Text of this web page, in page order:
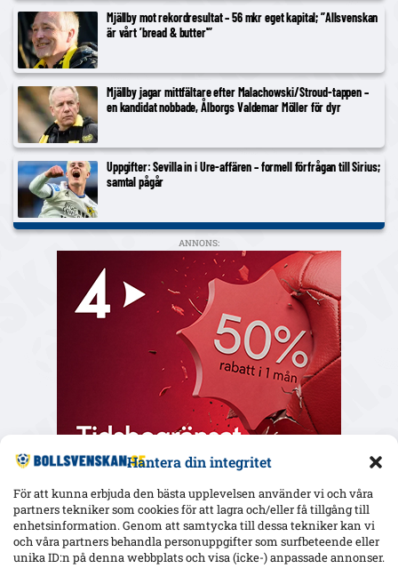
Hantera din integritet
För att kunna erbjuda den bästa upplevelsen använder vi och våra
partners tekniker som cookies för att lagra och/eller få tillgång till
enhetsinformation. Genom att samtycka till dessa tekniker kan vi
och våra partners behandla personuppgifter som surfbeteende eller
unika ID:n på denna webbplats och visa (icke-) anpassade annonser.
Mjällby mot rekordresultat – 56 mkr eget kapital; ”Allsvenskan
är vårt ’bread & butter'”
Mjällby jagar mittfältare efter Malachowski/Stroud-tappen –
en kandidat nobbade, Ålborgs Valdemar Möller för dyr
Uppgifter: Sevilla in i Ure-affären – formell förfrågan till Sirius;
samtal pågår
ANNONS:
Senaste